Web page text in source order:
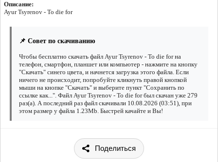
Описание:
Ayur Tsyrenov - To die for
📌 Совет по скачиванию
Чтобы бесплатно скачать файл Ayur Tsyrenov - To die for на
телефон, смартфон, планшет или компьютер - нажмите на кнопку
"Скачать" синего цвета, и начнется загрузка этого файла. Если
ничего не происходит, попробуйте кликнуть правой кнопкой
мыши на кнопке "Скачать" и выберите пункт "Сохранить по
ссылке как...". Файл Ayur Tsyrenov - To die for был скачан уже 279
раз(а). А последний раз файл скачивали 10.08.2026 (03:51), при
этом размер у файла 1.23Mb. Быстрей качайте и Вы!
Поделиться